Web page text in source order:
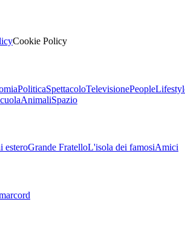
Cookie Policy
PoliticaSpettacoloTelevisionePeople
AnimaliSpazio
esteroGrande FratelloL'isola dei famosiAmici